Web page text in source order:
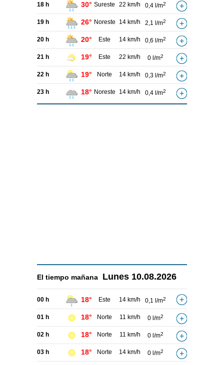
18 h 30° Sureste 22 km/h 0,4 l/m2
19 h 26° Noreste 14 km/h 2,1 l/m2
20 h 20° Este 14 km/h 0,6 l/m2
21 h 19° Este 22 km/h 0 l/m2
22 h 19° Norte 14 km/h 0,3 l/m2
23 h 18° Noreste 14 km/h 0,4 l/m2
El tiempo mañana Lunes 10.08.2026
00 h 18° Este 14 km/h 0,1 l/m2
01 h 18° Norte 11 km/h 0 l/m2
02 h 18° Norte 11 km/h 0 l/m2
03 h 18° Norte 14 km/h 0 l/m2